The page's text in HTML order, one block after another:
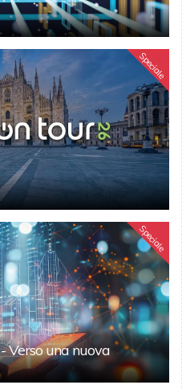
Speciale
Speciale
Verso una nuova